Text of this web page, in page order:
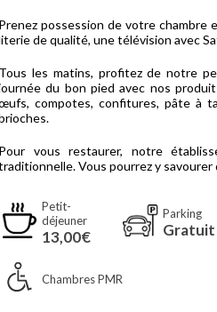
Prenez possession de votre
de qualité, une télévision avec
Tous les matins, profitez de notre
du bon pied avec nos
compotes, confitures, pâte à
Pour vous restaurer, notre
Vous pourrez y
Petit-
déjeuner
13,00€
Parking
Gratuit
Chambres PMR